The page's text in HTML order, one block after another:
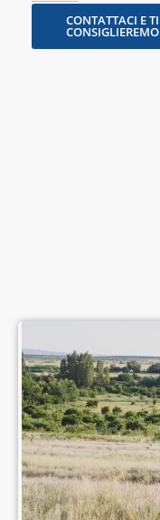
CONTATTACI E TI
CONSIGLIEREMO